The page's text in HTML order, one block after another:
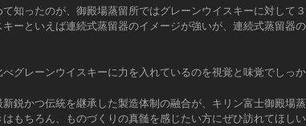
て知ったのが、御殿場蒸留所ではグレーンウイスキーに対して
キーといえば連続式蒸留器のイメージが強いが、連続式蒸留
グレーンウイスキーに力を入れているのを視覚と味覚でしっか
鋭かつ伝統を継承した製造体制の融合が、キリン富士御殿場
もちろん、ものづくりの真髄を感じたい方にぜひ訪れてほしい